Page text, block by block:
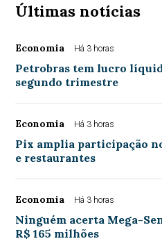
Últimas notícias
Economia Há 3 horas
Petrobras tem lucro
segundo trimestre
Economia Há 3 horas
Pix amplia participação
e restaurantes
Economia Há 3 horas
Ninguém acerta Mega-
R$ 165 milhões